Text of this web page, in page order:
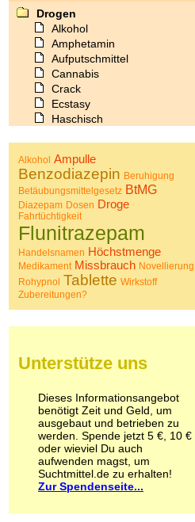
Drogen
Alkohol
Amphetamin
Aufputschmittel
Cannabis
Crack
Ecstasy
Haschisch
Koffein
Kokain
Lachgas
LSD
Marihuana
Medikamente
Meskalin
Metamphetamin
Methadon
Morphin
Muskatnuss
Nikotin
Pilze
Schlafmittel
Schmerzmittel
Schnüffelstoffe
Spice
Sucht / Süchte
Alkoholsucht
Arbeitssucht
Co-Abhängigkeit
Alkohol Ampulle
Benzodiazepin Beruhigung
Betäubungsmittelgesetz BtMG
Diazepam Dosen Droge
Fahrtüchtigkeit
Flunitrazepam
Handelsnamen Höchstmenge
Medikament Missbrauch Novellierung
Rohypnol Tablette Wirkstoff
Zubereitungen?
Unterstütze uns
Dieses Informationsangebot
benötigt Zeit und Geld, um
ausgebaut und betrieben zu
werden. Spende jetzt 5 €, 10 €
oder wieviel Du auch
aufwenden magst, um
Suchtmittel.de zu erhalten!
Zur Spendenseite...